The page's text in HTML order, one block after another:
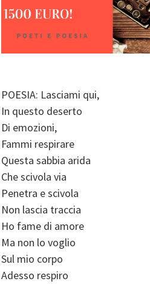
POESIA: Lasciami qui,
In questo deserto
Di emozioni,
Fammi respirare
Questa sabbia arida
Che scivola via
Penetra e scivola
Non lascia traccia
Ho fame di amore
Ma non lo voglio
Sul mio corpo
Adesso respiro